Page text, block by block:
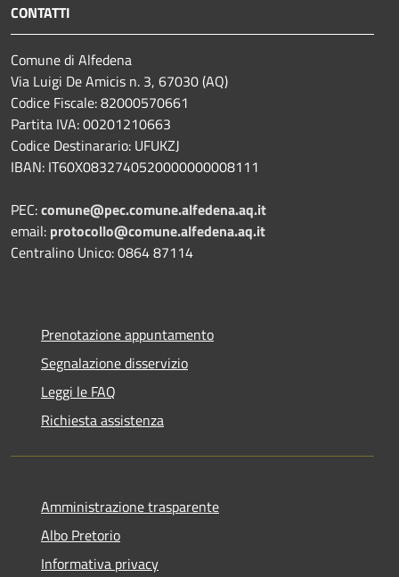
CONTATTI
Comune di Alfedena
Via Luigi De Amicis n. 3, 67030 (AQ)
Codice Fiscale: 82000570661
Partita IVA: 00201210663
Codice Destinarario: UFUKZJ
IBAN: IT60X0832740520000000008111
PEC:comune@pec.comune.alfedena.aq.it
email: protocollo@comune.alfedena.aq.it
Centralino Unico: 0864 87114
Prenotazione appuntamento
Segnalazione disservizio
Leggi le FAQ
Richiesta assistenza
Amministrazione trasparente
Albo Pretorio
Informativa privacy